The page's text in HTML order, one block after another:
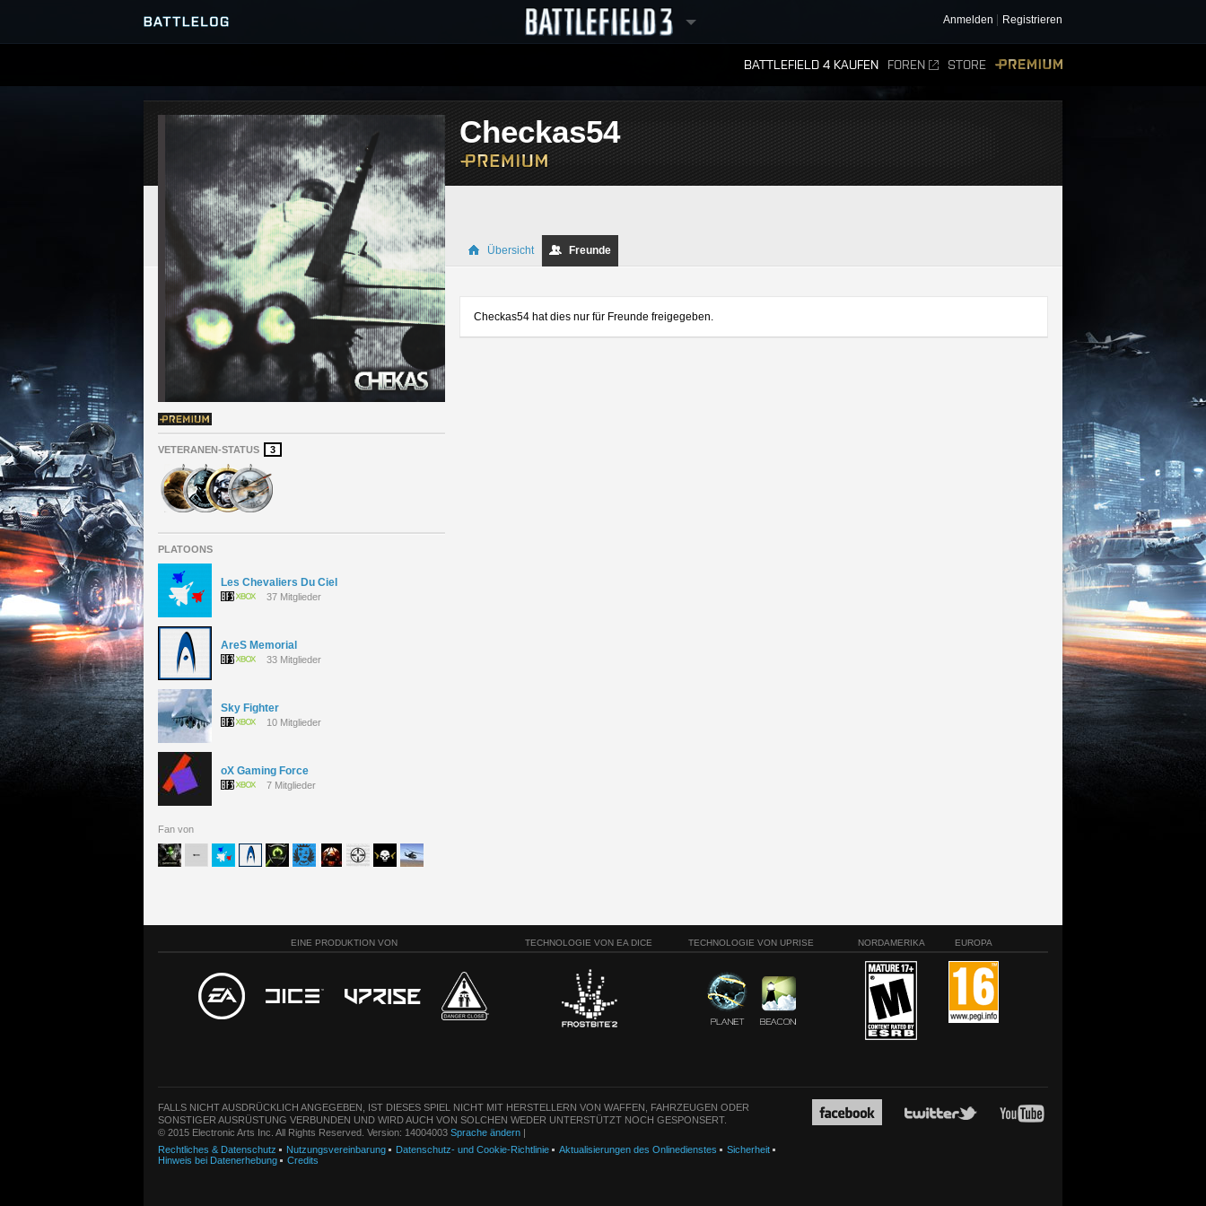
Anmelden Registrieren
BATTLEFIELD 4 KAUFEN FOREN STORE
SERVER-BROWSER
MATCHES
RANGLISTEN
VETERANEN-STATUS 3
PLATOONS
Les Chevaliers Du Ciel
37 Mitglieder
AreS Memorial
33 Mitglieder
Sky Fighter
10 Mitglieder
oX Gaming Force
7 Mitglieder
Fan von
Checkas54
Übersicht Freunde
Checkas54 hat dies nur für Freunde freigegeben.
EINE PRODUKTION VON TECHNOLOGIE VON EA DICE TECHNOLOGIE VON UPRISE NORDAMERIKA EUROPA
FALLS NICHT AUSDRÜCKLICH ANGEGEBEN, IST DIESES SPIEL NICHT MIT HERSTELLERN VON WAFFEN, FAHRZEUGEN ODER
SONSTIGER AUSRÜSTUNG VERBUNDEN UND WIRD AUCH VON SOLCHEN WEDER UNTERSTÜTZT NOCH GESPONSERT.
© 2015 Electronic Arts Inc. All Rights Reserved. Version: 14004003 Sprache ändern |
Rechtliches & Datenschutz
Nutzungsvereinbarung Datenschutz- und Cookie-Richtlinie Aktualisierungen des Onlinedienstes
Sicherheit
Hinweis bei Datenerhebung
Credits